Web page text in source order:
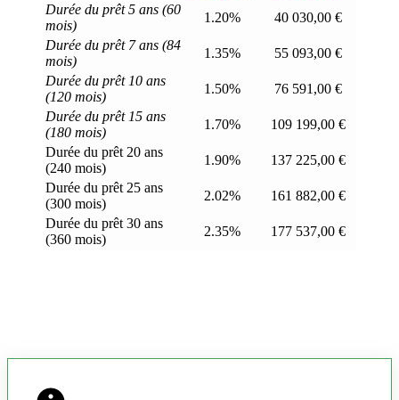
Durée du prêt 5 ans (60
mois)
1.20%
40 030,00 €
Durée du prêt 7 ans (84
mois)
1.35%
55 093,00 €
Durée du prêt 10 ans
(120 mois)
1.50%
76 591,00 €
Durée du prêt 15 ans
(180 mois)
1.70%
109 199,00 €
Durée du prêt 20 ans
(240 mois)
1.90%
137 225,00 €
Durée du prêt 25 ans
(300 mois)
2.02%
161 882,00 €
Durée du prêt 30 ans
(360 mois)
2.35% 177 537,00 €